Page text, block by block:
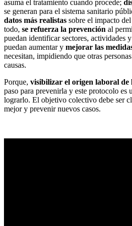
asuma el tratamiento cuando procede;
se generan para el sistema sanitario
datos más realistas sobre el impacto
todo, se refuerza la prevención al
puedan identificar sectores, actividades
puedan aumentar y mejorar las
necesitan, impidiendo que otras
causas.
Porque, visibilizar el origen laboral de
paso para prevenirla y este protocolo es
lograrlo. El objetivo colectivo debe ser
mejor y prevenir nuevos casos.